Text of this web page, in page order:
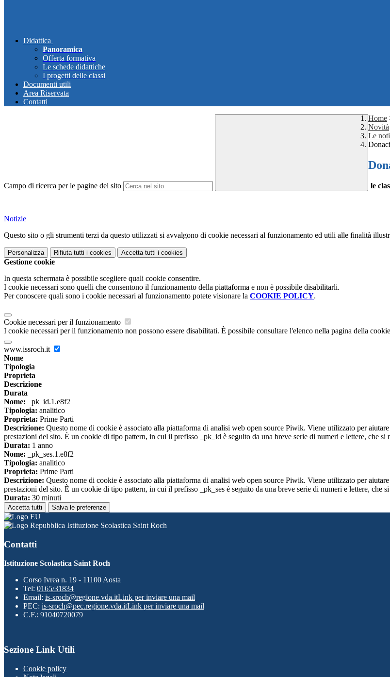
Didattica
Panoramica
Offerta formativa
Le schede didattiche
I progetti delle classi
Documenti utili
Area Riservata
Contatti
Campo di ricerca per le pagine del sito
Home
Novità
Le
le
Notizie
Questo sito o gli strumenti terzi da questo utilizzati si avvalgono di cookie necessari al funzionamento ed utili alle finalità
Personalizza Rifiuta tutti i cookies Accetta tutti i cookies
Gestione cookie
In questa schermata è possibile scegliere quali cookie consentire.
I cookie necessari sono quelli che consentono il funzionamento della piattaforma e non è possibile disabilitarli.
Per conoscere quali sono i cookie necessari al funzionamento potete visionare la COOKIE POLICY.
Cookie necessari per il funzionamento
I cookie necessari per il funzionamento non possono essere disabilitati. È possibile consultare l'elenco nella pagina della
www.issroch.it
Nome
Tipologia
Proprieta
Descrizione
Durata
Nome: _pk_id.1.e8f2
Tipologia: analitico
Proprieta: Prime Parti
Descrizione: Questo nome di cookie è associato alla piattaforma di analisi web open source Piwik. Viene utilizzato per
prestazioni del sito. È un cookie di tipo pattern, in cui il prefisso _pk_id è seguito da una breve serie di numeri e lettere, che
Durata: 1 anno
Nome: _pk_ses.1.e8f2
Tipologia: analitico
Proprieta: Prime Parti
Descrizione: Questo nome di cookie è associato alla piattaforma di analisi web open source Piwik. Viene utilizzato per
prestazioni del sito. È un cookie di tipo pattern, in cui il prefisso _pk_ses è seguito da una breve serie di numeri e lettere,
Durata: 30 minuti
Accetta tutti Salva le preferenze
Istituzione Scolastica Saint Roch
Contatti
Istituzione Scolastica Saint Roch
Corso Ivrea n. 19 - 11100 Aosta
Tel: 0165/31834
Email: is-sroch@regione.vda.itLink per inviare una mail
PEC: is-sroch@pec.regione.vda.itLink per inviare una mail
C.F.: 91040720079
Sezione Link Utili
Cookie policy